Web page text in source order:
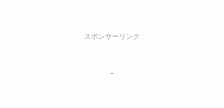
スポンサーリンク